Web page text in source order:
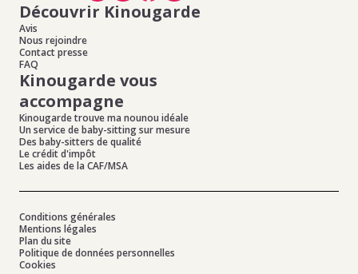
Découvrir Kinougarde
Avis
Nous rejoindre
Contact presse
FAQ
Kinougarde vous
accompagne
Kinougarde trouve ma nounou idéale
Un service de baby-sitting sur mesure
Des baby-sitters de qualité
Le crédit d'impôt
Les aides de la CAF/MSA
Conditions générales
Mentions légales
Plan du site
Politique de données personnelles
Cookies